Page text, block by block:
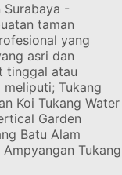
Surabaya -
taman
yang
asri dan
tinggal atau
Tukang
Koi Tukang Water
Garden
Batu Alam
Tukang